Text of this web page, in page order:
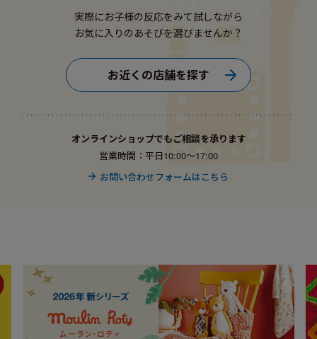
実際にお子様の反応をみて試しながら
お気に入りのあそびを選びませんか？
お近くの店舗を探す
オンラインショップでもご相談を承ります
営業時間：平日10:00〜17:00
お問い合わせフォームはこちら